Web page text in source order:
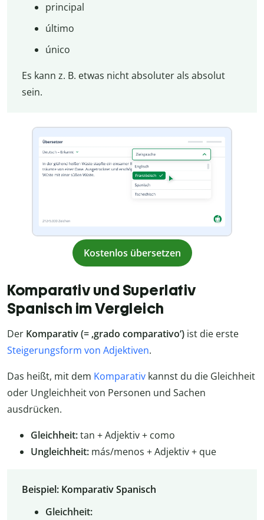
principal
último
único
Es kann z. B. etwas nicht absoluter als absolut
sein.
Kostenlos übersetzen
Komparativ und Superlativ
Spanisch im Vergleich
Der Komparativ (= ‚grado comparativo‘) ist die erste
Steigerungsform von Adjektiven.
Das heißt, mit dem Komparativ kannst du die Gleichheit
oder Ungleichheit von Personen und Sachen
ausdrücken.
Gleichheit:tan + Adjektiv + como
Ungleichheit: más/menos + Adjektiv + que
Beispiel: Komparativ Spanisch
Gleichheit: